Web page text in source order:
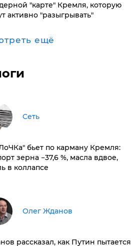
"карте" Кремля, которую
активно "разыгрывать"
ещё
Сеть
бьет по карману Кремля:
зерна −37,6 %, масла вдвое,
в коллапсе
Олег Жданов
рассказал, как Путин пытается